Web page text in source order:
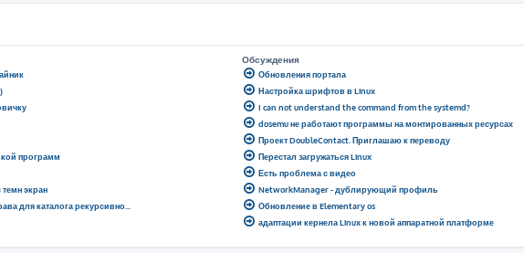
Обсуждения
программ
темн экран
для каталога рекурсивно...
Обновления портала
Настройка шрифтов в Linux
I can not understand the command from the systemd?
dosemu не работают программы на монтированных ресурсах
Проект DoubleContact. Приглашаю к переводу
Перестал загружаться Linux
Есть проблема с видео
NetworkManager - дублирующий профиль
Обновление в Elementary os
адаптации кернела Linux к новой аппаратной платформе